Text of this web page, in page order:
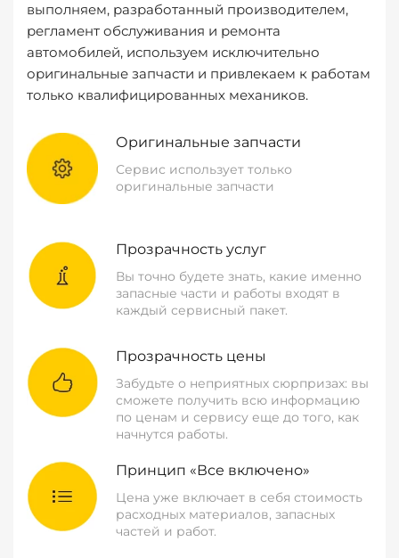
выполняем, разработанный производителем,
регламент обслуживания и ремонта
автомобилей, используем исключительно
оригинальные запчасти и привлекаем к работам
только квалифицированных механиков.
Оригинальные запчасти
Сервис использует только
оригинальные запчасти
Прозрачность услуг
Вы точно будете знать, какие именно
запасные части и работы входят в
каждый сервисный пакет.
Прозрачность цены
Забудьте о неприятных сюрпризах: вы
сможете получить всю информацию
по ценам и сервису еще до того, как
начнутся работы.
Принцип «Все включено»
Цена уже включает в себя стоимость
расходных материалов, запасных
частей и работ.